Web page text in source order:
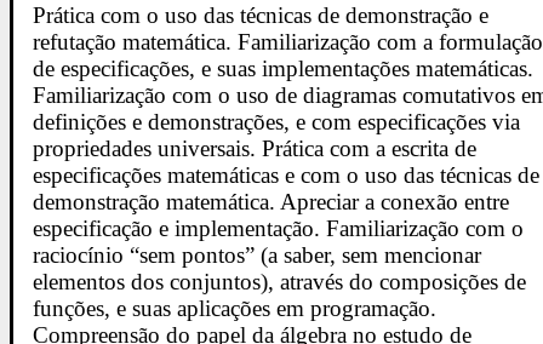
Prática com o uso das técnicas de demonstração e
refutação matemática. Familiarização com a formulação
de especificações, e suas implementações matemáticas.
Familiarização com o uso de diagramas comutativos
definições e demonstrações, e com especificações via
propriedades universais. Prática com a escrita de
especificações matemáticas e com o uso das técnicas de
demonstração matemática. Apreciar a conexão entre
especificação e implementação. Familiarização com o
raciocínio “sem pontos” (a saber, sem mencionar
elementos dos conjuntos), através do composições de
funções, e suas aplicações em programação.
Compreensão do papel da álgebra no estudo de